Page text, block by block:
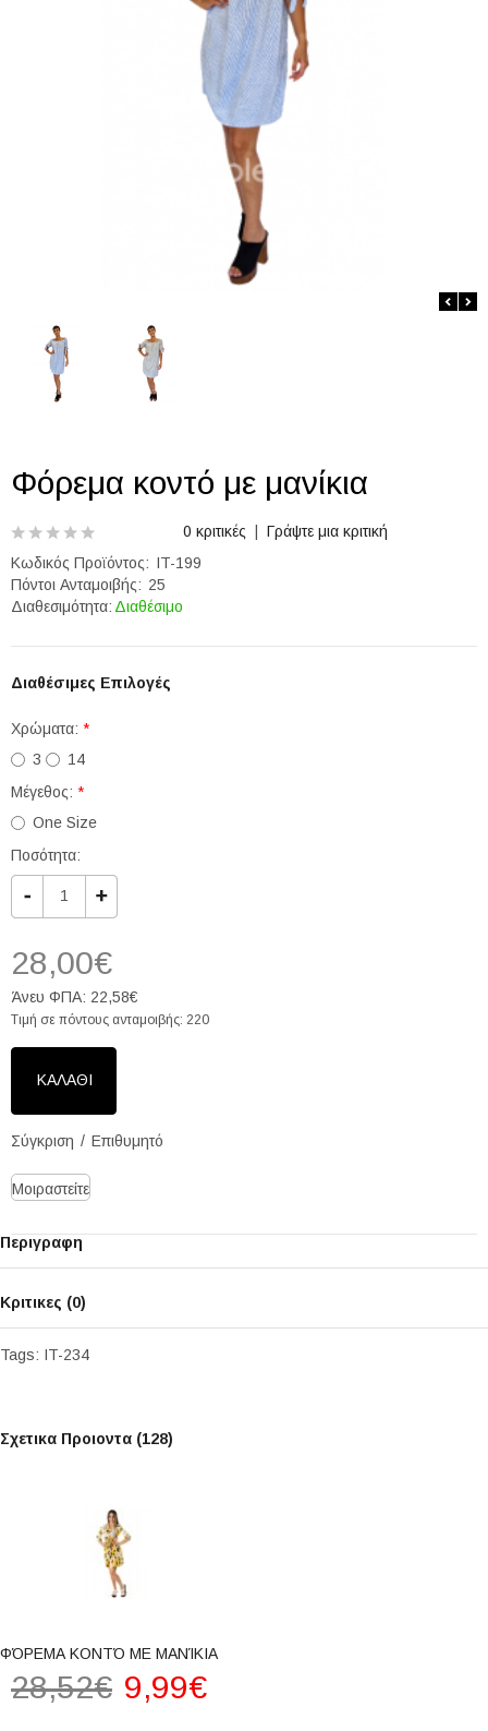
Φόρεμα κοντό με μανίκια
0 κριτικές
Γράψτε μια κριτική
Κωδικός Προϊόντος: IT-199
Πόντοι Ανταμοιβής: 25
Διαθεσιμότητα: Διαθέσιμο
Διαθέσιμες Επιλογές
Χρώματα: *
3
14
Μέγεθος: *
One Size
Ποσότητα:
28,00€
Άνευ ΦΠΑ: 22,58€
Τιμή σε πόντους ανταμοιβής: 220
Σύγκριση Επιθυμητό
Μοιραστείτε
Περιγραφη
Κριτικες (0)
Tags: IT-234
Σχετικα Προιοντα (128)
ΦΌΡΕΜΑ ΚΟΝΤΌ ΜΕ ΜΑΝΊΚΙΑ
28,52€ 9,99€